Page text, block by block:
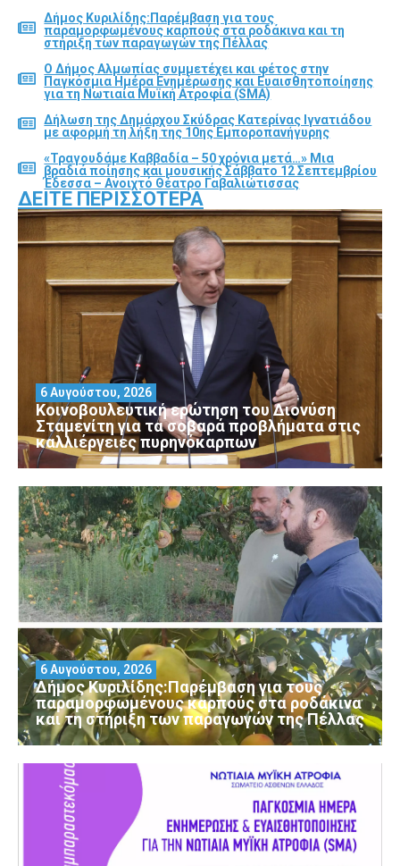
Δήμος Κυριλίδης:Παρέμβαση για τους
παραμορφωμένους καρπούς στα ροδάκινα και τη
στήριξη των παραγωγών της Πέλλας
Ο Δήμος Αλμωπίας συμμετέχει και φέτος στην
Παγκόσμια Ημέρα Ενημέρωσης και Ευαισθητοποίησης
για τη Νωτιαία Μυϊκή Ατροφία (SMA)
Δήλωση της Δημάρχου Σκύδρας Κατερίνας Ιγνατιάδου
με αφορμή τη λήξη της 10ης Εμποροπανήγυρης
«Τραγουδάμε Καββαδία – 50 χρόνια μετά…» Μια
βραδιά ποίησης και μουσικής Σάββατο 12 Σεπτεμβρίου
Έδεσσα – Ανοιχτό Θέατρο Γαβαλιώτισσας
ΔΕΊΤΕ ΠΕΡΙΣΣΌΤΕΡΑ
Κοινοβουλευτική ερώτηση του Διονύση
Σταμενίτη για τα σοβαρά προβλήματα στις
καλλιέργειες πυρηνόκαρπων
6 Αυγούστου, 2026
Δήμος Κυριλίδης:Παρέμβαση για τους
παραμορφωμένους καρπούς στα ροδάκινα
και τη στήριξη των παραγωγών της Πέλλας
6 Αυγούστου, 2026